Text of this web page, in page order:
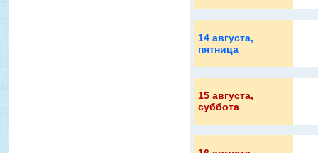
14 августа,
пятница
15 августа,
суббота